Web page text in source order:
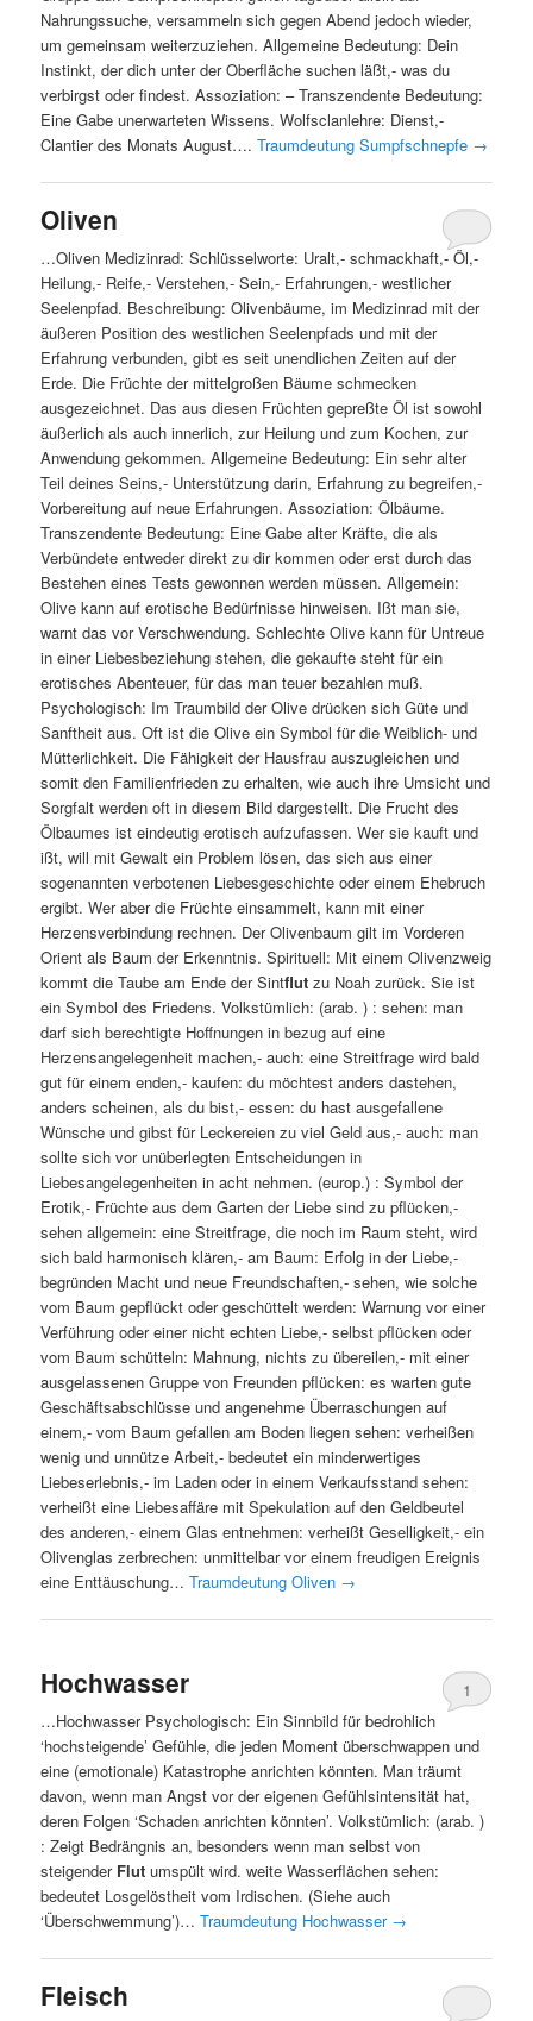
Nahrungssuche, versammeln sich gegen Abend jedoch wieder,
um gemeinsam weiterzuziehen. Allgemeine Bedeutung: Dein
Instinkt, der dich unter der Oberfläche suchen läßt,- was du
verbirgst oder findest. Assoziation: – Transzendente Bedeutung:
Eine Gabe unerwarteten Wissens. Wolfsclanlehre: Dienst,-
Clantier des Monats August….Traumdeutung Sumpfschnepfe →
Oliven
…Oliven Medizinrad: Schlüsselworte: Uralt,- schmackhaft,- Öl,-
Heilung,- Reife,- Verstehen,- Sein,- Erfahrungen,- westlicher
Seelenpfad. Beschreibung: Olivenbäume, im Medizinrad mit der
äußeren Position des westlichen Seelenpfads und mit der
Erfahrung verbunden, gibt es seit unendlichen Zeiten auf der
Erde. Die Früchte der mittelgroßen Bäume schmecken
ausgezeichnet. Das aus diesen Früchten gepreßte Öl ist sowohl
äußerlich als auch innerlich, zur Heilung und zum Kochen, zur
Anwendung gekommen. Allgemeine Bedeutung: Ein sehr alter
Teil deines Seins,- Unterstützung darin, Erfahrung zu begreifen,-
Vorbereitung auf neue Erfahrungen. Assoziation: Ölbäume.
Transzendente Bedeutung: Eine Gabe alter Kräfte, die als
Verbündete entweder direkt zu dir kommen oder erst durch das
Bestehen eines Tests gewonnen werden müssen. Allgemein:
Olive kann auf erotische Bedürfnisse hinweisen. Ißt man sie,
warnt das vor Verschwendung. Schlechte Olive kann für Untreue
in einer Liebesbeziehung stehen, die gekaufte steht für ein
erotisches Abenteuer, für das man teuer bezahlen muß.
Psychologisch: Im Traumbild der Olive drücken sich Güte und
Sanftheit aus. Oft ist die Olive ein Symbol für die Weiblich- und
Mütterlichkeit. Die Fähigkeit der Hausfrau auszugleichen und
somit den Familienfrieden zu erhalten, wie auch ihre Umsicht und
Sorgfalt werden oft in diesem Bild dargestellt. Die Frucht des
Ölbaumes ist eindeutig erotisch aufzufassen. Wer sie kauft und
ißt, will mit Gewalt ein Problem lösen, das sich aus einer
sogenannten verbotenen Liebesgeschichte oder einem Ehebruch
ergibt. Wer aber die Früchte einsammelt, kann mit einer
Herzensverbindung rechnen. Der Olivenbaum gilt im Vorderen
Orient als Baum der Erkenntnis. Spirituell: Mit einem Olivenzweig
kommt die Taube am Ende der Sintflut zu Noah zurück. Sie ist
ein Symbol des Friedens. Volkstümlich: (arab. ) : sehen: man
darf sich berechtigte Hoffnungen in bezug auf eine
Herzensangelegenheit machen,- auch: eine Streitfrage wird bald
gut für einem enden,- kaufen: du möchtest anders dastehen,
anders scheinen, als du bist,- essen: du hast ausgefallene
Wünsche und gibst für Leckereien zu viel Geld aus,- auch: man
sollte sich vor unüberlegten Entscheidungen in
Liebesangelegenheiten in acht nehmen. (europ.) : Symbol der
Erotik,- Früchte aus dem Garten der Liebe sind zu pflücken,-
sehen allgemein: eine Streitfrage, die noch im Raum steht, wird
sich bald harmonisch klären,- am Baum: Erfolg in der Liebe,-
begründen Macht und neue Freundschaften,- sehen, wie solche
vom Baum gepflückt oder geschüttelt werden: Warnung vor einer
Verführung oder einer nicht echten Liebe,- selbst pflücken oder
vom Baum schütteln: Mahnung, nichts zu übereilen,- mit einer
ausgelassenen Gruppe von Freunden pflücken: es warten gute
Geschäftsabschlüsse und angenehme Überraschungen auf
einem,- vom Baum gefallen am Boden liegen sehen: verheißen
wenig und unnütze Arbeit,- bedeutet ein minderwertiges
Liebeserlebnis,- im Laden oder in einem Verkaufsstand sehen:
verheißt eine Liebesaffäre mit Spekulation auf den Geldbeutel
des anderen,- einem Glas entnehmen: verheißt Geselligkeit,- ein
Olivenglas zerbrechen: unmittelbar vor einem freudigen Ereignis
eine Enttäuschung…Traumdeutung Oliven →
Hochwasser
1
…Hochwasser Psychologisch: Ein Sinnbild für bedrohlich
‘hochsteigende’ Gefühle, die jeden Moment überschwappen und
eine (emotionale) Katastrophe anrichten könnten. Man träumt
davon, wenn man Angst vor der eigenen Gefühlsintensität hat,
deren Folgen ‘Schaden anrichten könnten’. Volkstümlich: (arab. )
: Zeigt Bedrängnis an, besonders wenn man selbst von
steigender Flut umspült wird. weite Wasserflächen sehen:
bedeutet Losgelöstheit vom Irdischen. (Siehe auch
‘Überschwemmung’)…Traumdeutung Hochwasser →
Fleisch